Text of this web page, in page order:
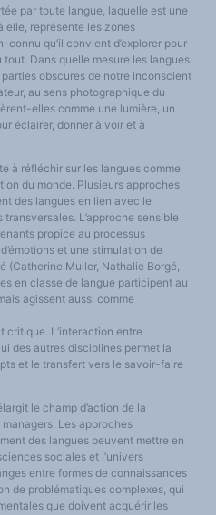
par toute langue, laquelle est une
elle, représente les zones
qu’il convient d’explorer pour
tout. Dans quelle mesure les langues
obscures de notre inconscient
au sens photographique du
elles comme une lumière, un
éclairer, donner à voir et à
à réfléchir sur les langues comme
du monde. Plusieurs approches
des langues en lien avec le
L’approche sensible
propice au processus
et une stimulation de
(Catherine Muller, Nathalie Borgé,
en classe de langue participent au
agissent aussi comme
critique. L’interaction entre
des autres disciplines permet la
et le transfert vers le savoir-faire
le champ d’action de la
Les approches
des langues peuvent mettre en
sociales et l’univers
entre formes de connaissances
de problématiques complexes, qui
que doivent acquérir les